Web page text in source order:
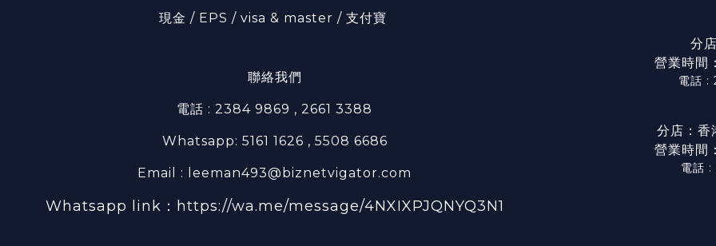
現金 / EPS / visa & master / 支付寶
聯絡我們
電話 : 2384 9869 , 2661 3388
Whatsapp: 5161 1626 , 5508 6686
Email : leeman493@biznetvigator.com
Whatsapp link： https://wa.me/message/4NXIXPJQNYQ3N1
分
營業時間
電話 :
分店：香
營業時間
電話